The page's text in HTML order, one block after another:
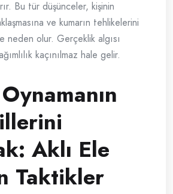
Bu tür düşünceler, kişinin
ve kumarın tehlikelerini
neden olur. Gerçeklik algısı
kaçınılmaz hale gelir.
Aklı Ele
Taktikler